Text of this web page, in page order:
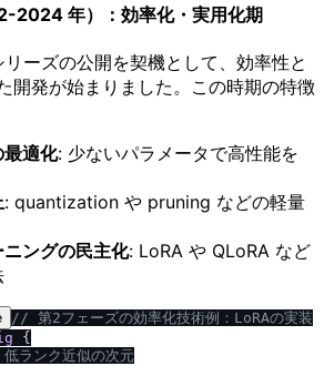
2024 年）：効率化・実用化期
ーズの公開を契機として、効率性と
開発が始まりました。この時期の特徴
最適化: 少ないパラメータで高性能を
: quantization や pruning などの軽量
ングの民主化: LoRA や QLoRA など
// 第2フェーズの効率化技術例：LoRAの実装
{
低ランク近似の次元